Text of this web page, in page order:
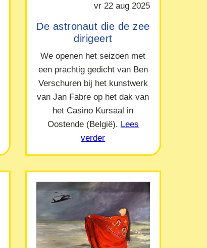
vr 22 aug 2025
De astronaut die de zee
dirigeert
We openen het seizoen met
een prachtig gedicht van Ben
Verschuren bij het kunstwerk
van Jan Fabre op het dak van
het Casino Kursaal in
Oostende (België). Lees
verder